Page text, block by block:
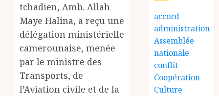
tchadien, Amb. Allah
Maye Halina, a reçu une
délégation ministérielle
camerounaise, menée
par le ministre des
Transports, de
l’Aviation civile et de la
accord
administration
Assemblée
nationale
conflit
Coopération
Culture